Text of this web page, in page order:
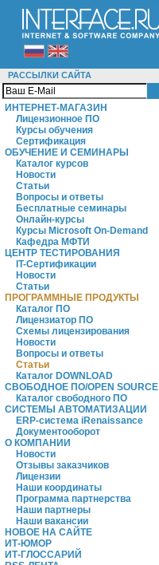
РАССЫЛКИ САЙТА
ИНТЕРНЕТ-МАГАЗИН
Лицензионное ПО
Курсы обучения
Сертификация
ОБУЧЕНИЕ И СЕМИНАРЫ
Каталог курсов
Новости
Статьи
Вопросы и ответы
Бесплатные семинары
Онлайн-курсы
Курсы Microsoft On-Demand
Кафедра МФТИ
ЦЕНТР ТЕСТИРОВАНИЯ
IT-Сертификации
Новости
Статьи
ПРОГРАММНЫЕ ПРОДУКТЫ
Каталог ПО
Лицензиатор ПО
Схемы лицензирования
Новости
Вопросы и ответы
Статьи
Каталог DOWNLOAD
СВОБОДНОЕ ПО/OPEN SOURCE
Каталог свободного ПО
СИСТЕМЫ АВТОМАТИЗАЦИИ
ERP-система iRenaissance
Документооборот
О КОМПАНИИ
Новости
Отзывы заказчиков
Лицензии
Наши координаты
Программа партнерства
Наши партнеры
Наши вакансии
НОВОЕ НА САЙТЕ
ИТ-ЮМОР
ИТ-ГЛОССАРИЙ